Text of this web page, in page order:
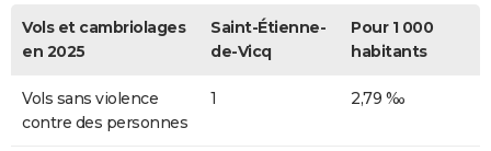
Vols et cambriolages
en 2025
Saint-Étienne-
de-Vicq
Pour 1 000
habitants
Vols sans violence
contre des personnes
1 2,79 ‰